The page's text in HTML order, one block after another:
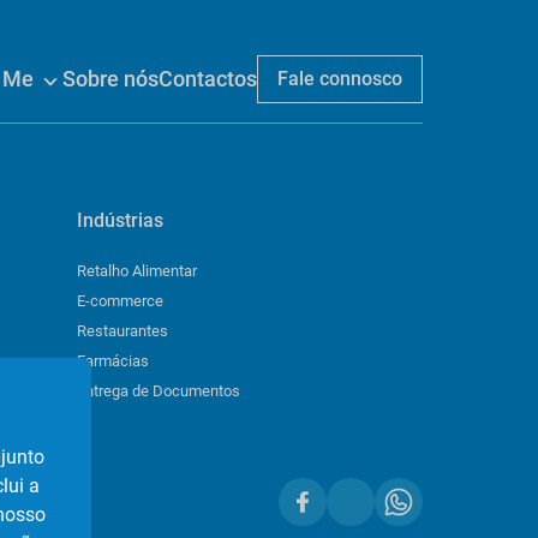
a
Sobre nósContactos Fale connosco
Indústrias
Retalho Alimentar
E-commerce
Restaurantes
Farmácias
Entrega de Documentos